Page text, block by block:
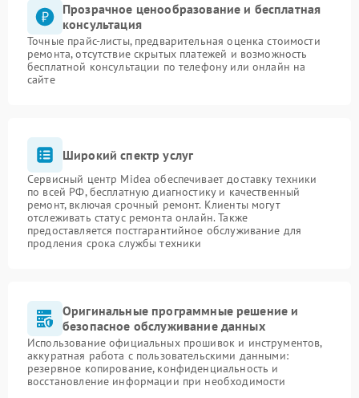
Прозрачное ценообразование и бесплатная
консультация
Точные прайс-листы, предварительная оценка стоимости
ремонта, отсутствие скрытых платежей и возможность
бесплатной консультации по телефону или онлайн на
сайте
Широкий спектр услуг
Сервисный центр Midea обеспечивает доставку техники
по всей РФ, бесплатную диагностику и качественный
ремонт, включая срочный ремонт. Клиенты могут
отслеживать статус ремонта онлайн. Также
предоставляется постгарантийное обслуживание для
продления срока службы техники
Оригинальные программные решение и
безопасное обслуживание данных
Использование официальных прошивок и инструментов,
аккуратная работа с пользовательскими данными:
резервное копирование, конфиденциальность и
восстановление информации при необходимости